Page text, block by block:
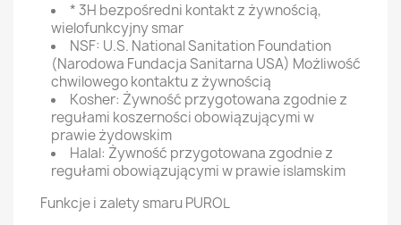
* 3H bezpośredni kontakt z żywnością,
wielofunkcyjny smar
NSF: U.S. National Sanitation Foundation
(Narodowa Fundacja Sanitarna USA) Możliwość
chwilowego kontaktu z żywnością
Kosher: Żywność przygotowana zgodnie z
regułami koszerności obowiązującymi w
prawie żydowskim
Halal: Żywność przygotowana zgodnie z
regułami obowiązującymi w prawie islamskim
Funkcje i zalety smaru PUROL